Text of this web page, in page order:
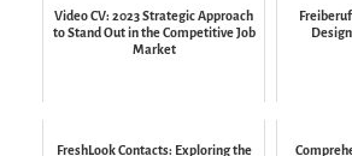
Video CV: 2023 Strategic Approach
to Stand Out in the Competitive Job
Market
FreshLook Contacts: Exploring the